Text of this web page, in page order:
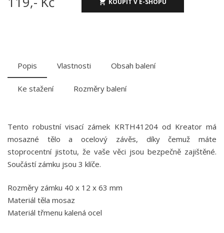
Popis Vlastnosti Obsah balení
Ke stažení Rozměry balení
Tento robustní visací zámek KRTH41204 od Kreator má
mosazné tělo a ocelový závěs, díky čemuž máte
stoprocentní jistotu, že vaše věci jsou bezpečně zajištěné.
Součástí zámku jsou 3 klíče.
Rozměry zámku 40 x 12 x 63 mm
Materiál těla mosaz
Materiál třmenu kalená ocel